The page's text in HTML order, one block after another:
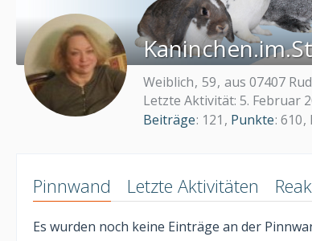
Weiblich 59 aus 07407
Letzte Aktivität: 5. Februar
Beiträge 121 Punkte 610
Pinnwand Letzte Aktivitäten
Es wurden noch keine Einträge an der